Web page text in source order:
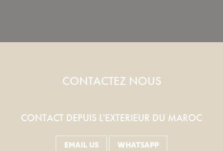
CONTACTEZ NOUS
CONTACT DEPUIS L'EXTERIEUR DU MAROC
EMAIL US
WHATSAPP